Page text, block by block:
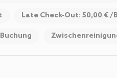
Late Check-Out: 50,00 € /